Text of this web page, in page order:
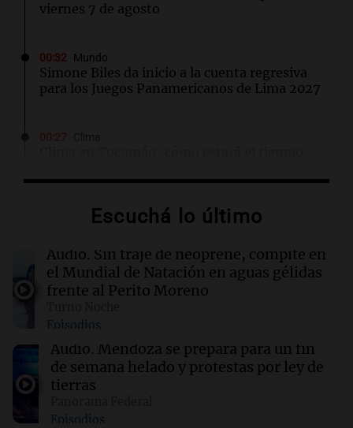
viernes 7 de agosto
00:32 Mundo
Simone Biles da inicio a la cuenta regresiva
para los Juegos Panamericanos de Lima 2027
Clima
este viernes 7 de agosto
00:16 Clima
viernes 7 de agosto
00:11 Clima
Clima en Rosario: cómo estará el tiempo este
Escuchá lo último
Audio. Sin traje de neoprene, compite en
el Mundial de Natación en aguas gélidas
frente al Perito Moreno
Episodios
Audio. Mendoza se prepara para un fin
de semana helado y protestas por ley de
tierras
Episodios